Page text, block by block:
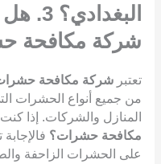
شركة مكافحة
تعتبر شركة مكافحة
من جميع أنواع الحشرات
المنازل والشركات. إذا
مكافحة حشرات؟
على الحشرات الزاحفة